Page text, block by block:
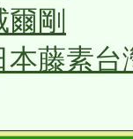
爾剛
本藤素